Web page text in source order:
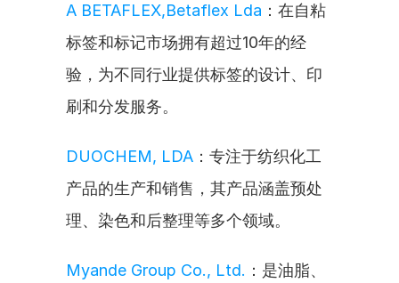
A BETAFLEX,Betaflex Lda ：在自粘
标签和标记市场拥有超过10年的经
验，为不同行业提供标签的设计、印
刷和分发服务。
DUOCHEM, LDA ：专注于纺织化工
产品的生产和销售，其产品涵盖预处
理、染色和后整理等多个领域。
Myande Group Co., Ltd. ：是油脂、